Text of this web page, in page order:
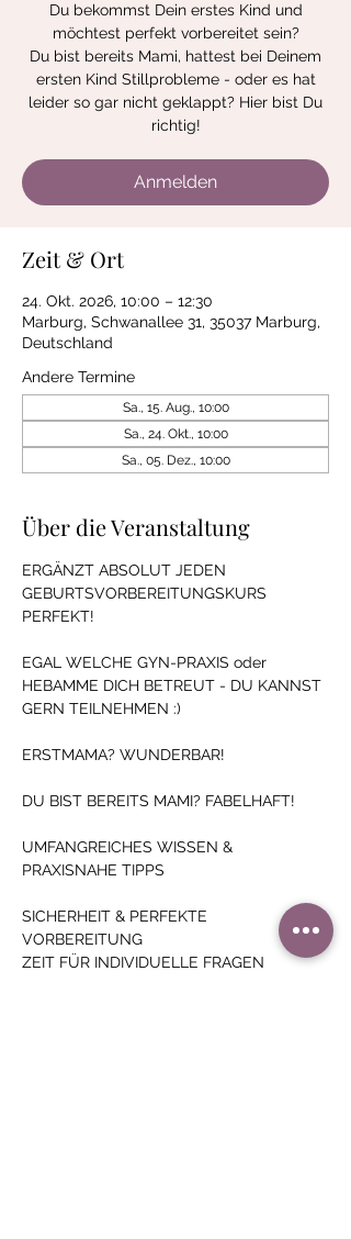
Du bekommst Dein erstes Kind und
möchtest perfekt vorbereitet sein?
Du bist bereits Mami, hattest bei Deinem
ersten Kind Stillprobleme - oder es hat
leider so gar nicht geklappt? Hier bist Du
richtig!
Anmelden
Zeit & Ort
24. Okt. 2026, 10:00 – 12:30
Marburg, Schwanallee 31, 35037 Marburg,
Deutschland
Andere Termine
Sa., 15. Aug., 10:00
Sa., 24. Okt., 10:00
Sa., 05. Dez., 10:00
Über die Veranstaltung
ERGÄNZT ABSOLUT JEDEN
GEBURTSVORBEREITUNGSKURS
PERFEKT!
EGAL WELCHE GYN-PRAXIS oder
HEBAMME DICH BETREUT - DU KANNST
GERN TEILNEHMEN :)
ERSTMAMA? WUNDERBAR!
DU BIST BEREITS MAMI? FABELHAFT!
UMFANGREICHES WISSEN &
PRAXISNAHE TIPPS
SICHERHEIT & PERFEKTE
VORBEREITUNG
ZEIT FÜR INDIVIDUELLE FRAGEN